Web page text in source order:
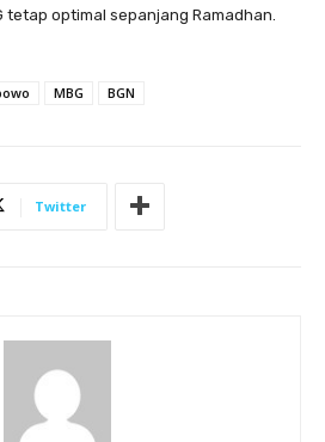
tetap optimal sepanjang Ramadhan.
MBG BGN
Twitter